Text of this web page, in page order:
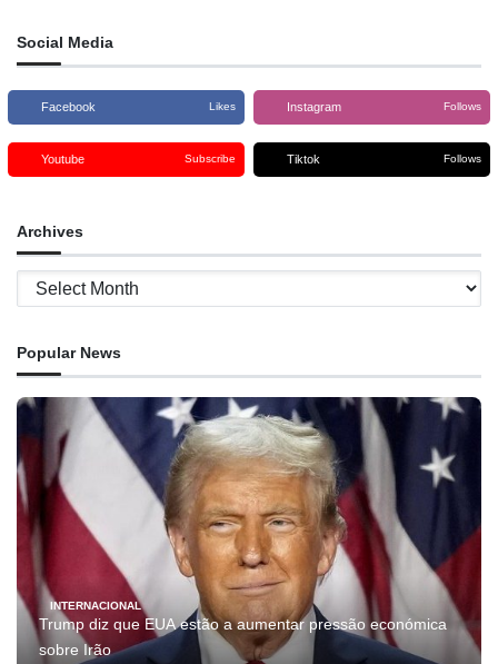
Social Media
Facebook Likes Instagram Follows
Youtube Subscribe Tiktok Follows
Archives
Archives
Popular News
INTERNACIONAL
Trump diz que EUA estão a aumentar pressão económica
sobre Irão